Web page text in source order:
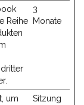
Reihe
3
Monate
um
Sitzung